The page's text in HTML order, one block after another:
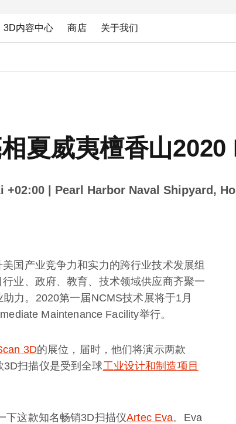
3D内容中心 商店 关于我们
夏威夷檀香山2020
+02:00
| Pearl Harbor Naval Shipyard,
国产业竞争力和实力的跨行业技术发展组
业、政府、教育、技术领域供应商齐聚一
力。2020第一届NCMS技术展将于1月
Maintenance Facility举行。
3D的展位，届时，他们将演示两款
扫描仪是受到全球工业设计和制造项目
下这款知名畅销3D扫描仪Artec Eva。Eva